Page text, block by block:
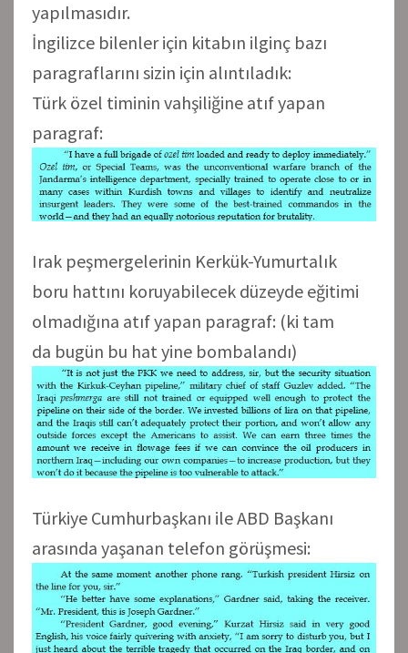
yapılmasıdır.
İngilizce bilenler için kitabın ilginç bazı
paragraflarını sizin için alıntıladık:
Türk özel timinin vahşiliğine atıf yapan
paragraf:
Irak peşmergelerinin Kerkük-Yumurtalık
boru hattını koruyabilecek düzeyde eğitimi
olmadığına atıf yapan paragraf: (ki tam
da bugün bu hat yine bombalandı)
Türkiye Cumhurbaşkanı ile ABD Başkanı
arasında yaşanan telefon görüşmesi: